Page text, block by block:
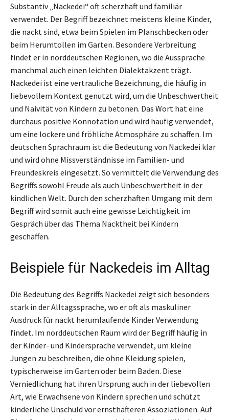
Substantiv „Nackedei“ oft scherzhaft und familiär
verwendet. Der Begriff bezeichnet meistens kleine Kinder,
die nackt sind, etwa beim Spielen im Planschbecken oder
beim Herumtollen im Garten. Besondere Verbreitung
findet er in norddeutschen Regionen, wo die Aussprache
manchmal auch einen leichten Dialektakzent trägt.
Nackedei ist eine vertrauliche Bezeichnung, die häufig in
liebevollem Kontext genutzt wird, um die Unbeschwertheit
und Naivität von Kindern zu betonen. Das Wort hat eine
durchaus positive Konnotation und wird häufig verwendet,
um eine lockere und fröhliche Atmosphäre zu schaffen. Im
deutschen Sprachraum ist die Bedeutung von Nackedei klar
und wird ohne Missverständnisse im Familien- und
Freundeskreis eingesetzt. So vermittelt die Verwendung des
Begriffs sowohl Freude als auch Unbeschwertheit in der
kindlichen Welt. Durch den scherzhaften Umgang mit dem
Begriff wird somit auch eine gewisse Leichtigkeit im
Gespräch über das Thema Nacktheit bei Kindern
geschaffen.
Beispiele für Nackedeis im Alltag
Die Bedeutung des Begriffs Nackedei zeigt sich besonders
stark in der Alltagssprache, wo er oft als maskuliner
Ausdruck für nackt herumlaufende Kinder Verwendung
findet. Im norddeutschen Raum wird der Begriff häufig in
der Kinder- und Kindersprache verwendet, um kleine
Jungen zu beschreiben, die ohne Kleidung spielen,
typischerweise im Garten oder beim Baden. Diese
Verniedlichung hat ihren Ursprung auch in der liebevollen
Art, wie Erwachsene von Kindern sprechen und schützt
kinderliche Unschuld vor ernsthafteren Assoziationen. Auf